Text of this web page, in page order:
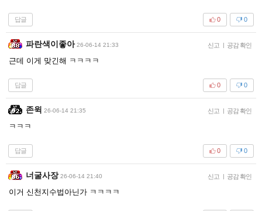
답글 0
0
파란색이좋아 26-06-14 21:33 신고 | 공감 확인
근데 이게 맞긴해 ㅋㅋㅋㅋ
답글 0
0
존윅 26-06-14 21:35 신고 | 공감 확인
ㅋㅋㅋ
답글 0
0
너굴사장 26-06-14 21:40 신고 | 공감 확인
이거 신천지수법아닌가 ㅋㅋㅋㅋ